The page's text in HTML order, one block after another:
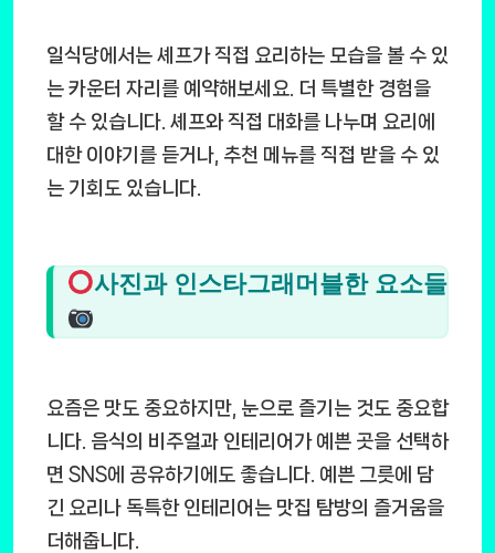
일식당에서는 셰프가 직접 요리하는 모습을 볼 수 있
는 카운터 자리를 예약해보세요. 더 특별한 경험을
할 수 있습니다. 셰프와 직접 대화를 나누며 요리에
대한 이야기를 듣거나, 추천 메뉴를 직접 받을 수 있
는 기회도 있습니다.
사진과 인스타그래머블한 요소들
요즘은 맛도 중요하지만, 눈으로 즐기는 것도 중요합
니다. 음식의 비주얼과 인테리어가 예쁜 곳을 선택하
면 SNS에 공유하기에도 좋습니다. 예쁜 그릇에 담
긴 요리나 독특한 인테리어는 맛집 탐방의 즐거움을
더해줍니다.